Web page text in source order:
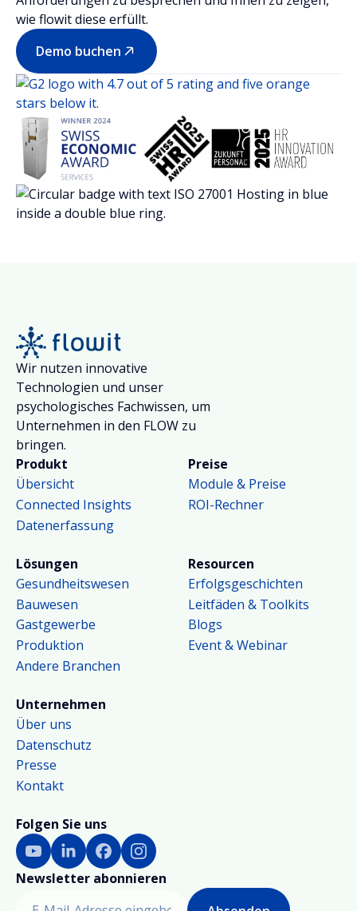
wie flowit diese erfüllt.
Demo buchen
Wir nutzen innovative
Technologien und unser
psychologisches Fachwissen, um
Unternehmen in den FLOW zu
bringen.
Produkt
Übersicht
Connected Insights
Datenerfassung
Preise
Module & Preise
ROI-Rechner
Lösungen
Gesundheitswesen
Bauwesen
Gastgewerbe
Produktion
Andere Branchen
Resourcen
Erfolgsgeschichten
Leitfäden & Toolkits
Blogs
Event & Webinar
Unternehmen
Über uns
Datenschutz
Presse
Kontakt
Folgen Sie uns
Newsletter abonnieren